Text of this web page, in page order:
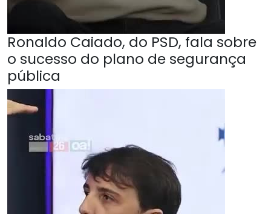
Ronaldo Caiado, do PSD, fala sobre
o sucesso do plano de segurança
pública